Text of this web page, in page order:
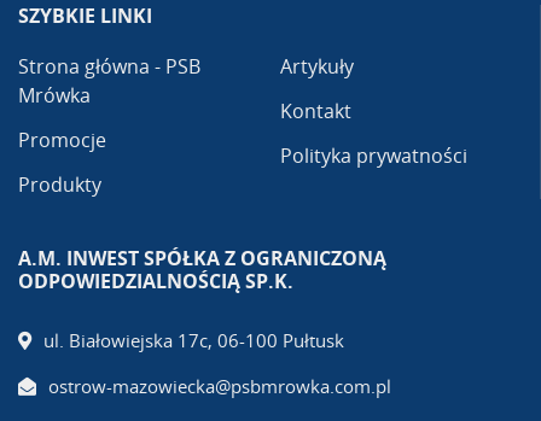
SZYBKIE LINKI
Strona główna - PSB
Mrówka
Promocje
Produkty
Artykuły
Kontakt
Polityka prywatności
A.M. INWEST SPÓŁKA Z OGRANICZONĄ
ODPOWIEDZIALNOŚCIĄ SP.K.
ul. Białowiejska 17c, 06-100 Pułtusk
ostrow-mazowiecka@psbmrowka.com.pl